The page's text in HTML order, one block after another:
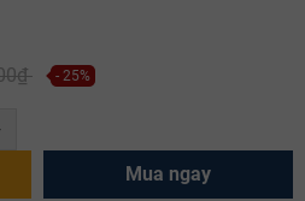
- 25%
Mua ngay